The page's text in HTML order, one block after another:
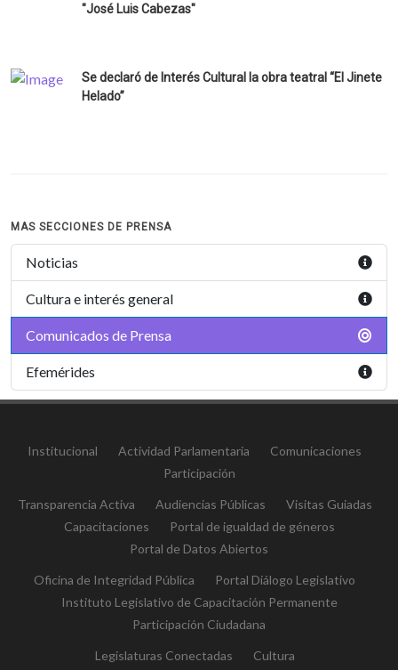
"José Luis Cabezas"
Se declaró de Interés Cultural la obra teatral “El Jinete
Helado”
MAS SECCIONES DE PRENSA
Noticias
Cultura e interés general
Comunicados de Prensa
Efemérides
Institucional Actividad Parlamentaria
Comunicaciones
Participación
Transparencia Activa Audiencias Públicas
Visitas Guiadas
Capacitaciones
Portal de igualdad de géneros
Portal de Datos Abiertos
Oficina de Integridad Pública
Portal Diálogo Legislativo
Instituto Legislativo de Capacitación Permanente
Participación Ciudadana
Legislaturas Conectadas
Cultura